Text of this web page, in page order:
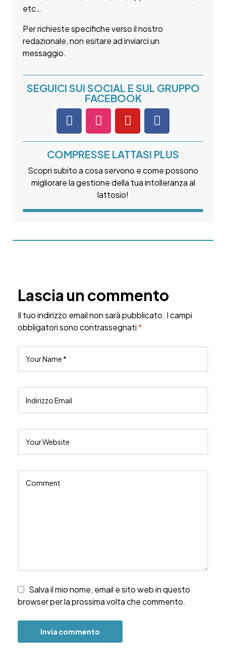
etc…
Per richieste specifiche verso il nostro
redazionale, non esitare ad inviarci un
messaggio.
SEGUICI SUI SOCIAL E SUL GRUPPO
FACEBOOK
COMPRESSE LATTASI PLUS
Scopri subito a cosa servono e come possono
migliorare la gestione della tua intolleranza al
lattosio!
Lascia un commento
Il tuo indirizzo email non sarà pubblicato. I campi
obbligatori sono contrassegnati*
Salva il mio nome, email e sito web in questo
browser per la prossima volta che commento.